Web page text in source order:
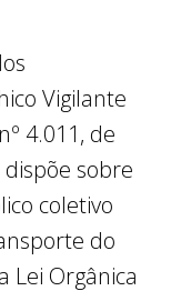
Vigilante
4.011, de
sobre
coletivo
do
Lei Orgânica